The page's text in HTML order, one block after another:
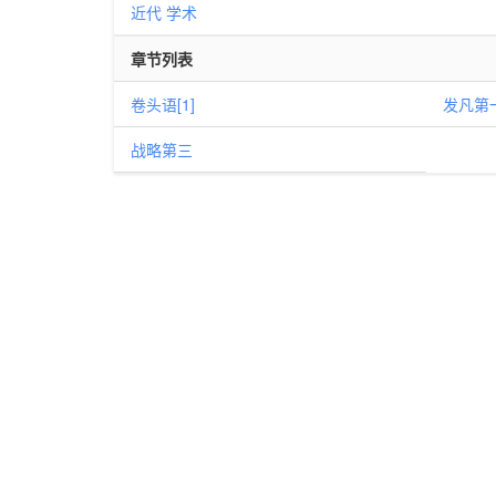
近代 学术
章节列表
卷头语[1] 发凡第
战略第三